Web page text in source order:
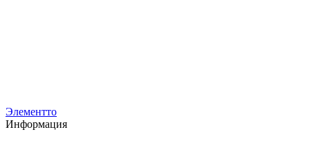
Элементто
Информация